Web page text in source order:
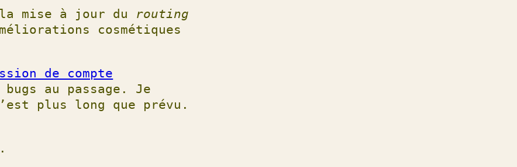
mise à jour du routing
cosmétiques
de compte
au passage. Je
plus long que prévu.